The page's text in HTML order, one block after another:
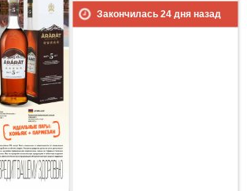
Закончилась 24дня назад